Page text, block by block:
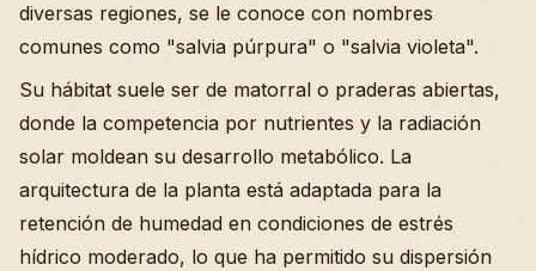
diversas regiones, se le conoce con nombres
comunes como "salvia púrpura" o "salvia violeta".
Su hábitat suele ser de matorral o praderas abiertas,
donde la competencia por nutrientes y la radiación
solar moldean su desarrollo metabólico. La
arquitectura de la planta está adaptada para la
retención de humedad en condiciones de estrés
hídrico moderado, lo que ha permitido su dispersión